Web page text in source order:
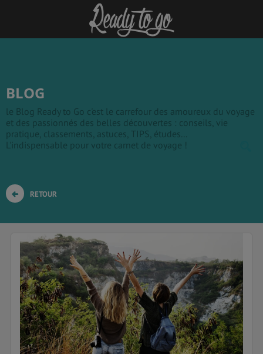
BLOG
le Blog Ready to Go c'est le carrefour des amoureux du voyage
et des passionnés des belles découvertes : conseils, vie
pratique, classements, astuces, TIPS, études...
L'indispensable pour votre carnet de voyage !
RETOUR